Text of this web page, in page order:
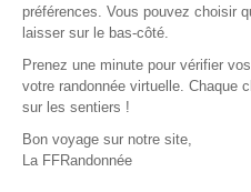
Politique de
préférences. Vous pouvez choisir
laisser sur le bas-côté.
Prenez une minute pour vérifier
votre randonnée virtuelle. Chaque
sur les sentiers !
Bon voyage sur notre site,
La FFRandonnée